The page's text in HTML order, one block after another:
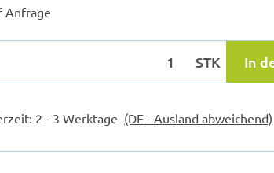
Anfrage
STK In
2 - 3 Werktage (DE - Ausland abweichend)